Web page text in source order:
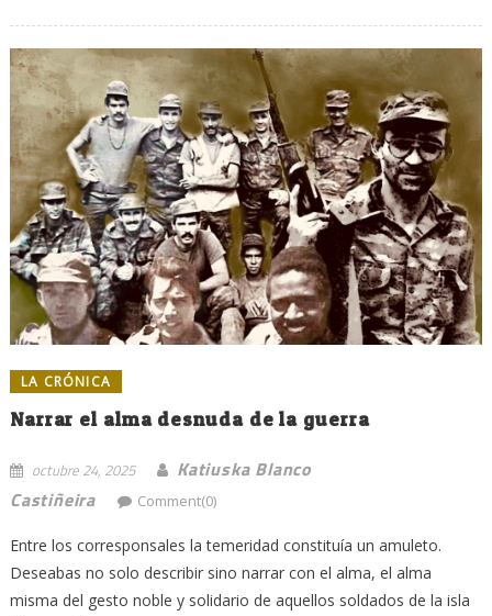
LA CRÓNICA
Narrar el alma desnuda de la guerra
octubre 24, 2025
Katiuska Blanco
Castiñeira
Comment(0)
Entre los corresponsales la temeridad constituía un amuleto.
Deseabas no solo describir sino narrar con el alma, el alma
misma del gesto noble y solidario de aquellos soldados de la isla